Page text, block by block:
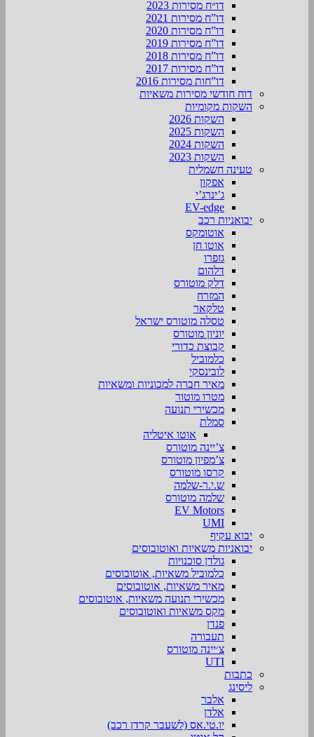
דו״ח מסירות 2023
דו”ח מסירות 2021
דו”ח מסירות 2020
דו”ח מסירות 2019
דו”ח מסירות 2018
דו”ח מסירות 2017
דו”חות מסירות 2016
דוח חודשי מסירות משאיות
השקות מקומיות
השקות 2026
השקות 2025
השקות 2024
השקות 2023
טעינה חשמלית
אפקון
ג’ינרג’י
EV-edge
יבואניות רכב
אוטומקס
אוטו חן
גזפרו
דלהום
דלק מוטורס
המזרח
טלקאר
טסלה מוטורס ישראל
יוניון מוטורס
קבוצת כדורי
כלמוביל
לובינסקי
מאיר חברה למכוניות ומשאיות
מטרו מוטור
מכשירי תנועה
סמלת
אוטו איטליה
צ’יינה מוטורס
צ’מפיון מוטורס
קרסו מוטורס
ש.י.ר-שלמה
שלמה מוטורס
EV Motors
UMI
יבוא עקיף
יבואניות משאיות ואוטובוסים
גולדן סוכנויות
כלמוביל משאיות, אוטובוסים
מאיר משאיות, אוטובוסים
מכשירי תנועה משאיות, אוטובוסים
מקס משאיות ואוטובוסים
פנדן
תעבורה
צ׳יינה מוטורס
UTI
כתבות
ליסינג
אלבר
אלדן
יו.טי.אס (לשעבר קרדן רכב)